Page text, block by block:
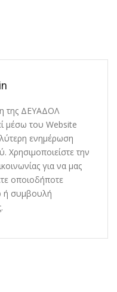
της ΔΕΥΑΔΟΛ
μέσω του Website
ενημέρωση
Χρησιμοποιείστε την
για να μας
οποιοδήποτε
ή συμβουλή